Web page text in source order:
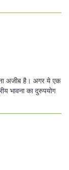
अजीब है। अगर ये एक
भावना का दुरुपयोग